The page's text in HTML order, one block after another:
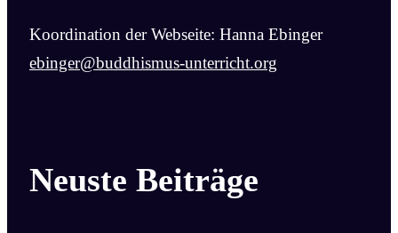
Koordination der Webseite: Hanna Ebinger
ebinger@buddhismus-unterricht.org
Neuste Beiträge